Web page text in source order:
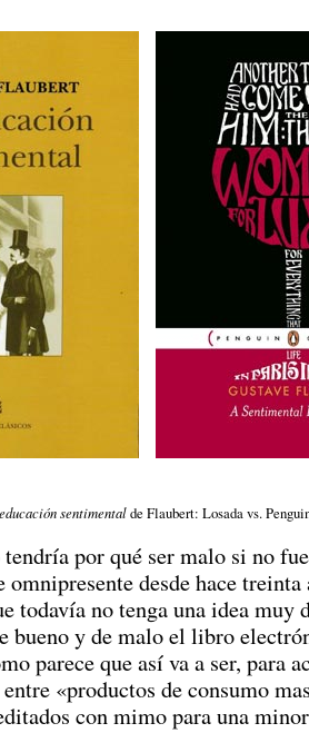
sentimentalde Flaubert: Losada vs.
por qué ser malo si no
omnipresente desde hace treinta
todavía no tenga una idea muy
bueno y de malo el libro
parece que así va a ser, para
«productos de consumo
con mimo para una